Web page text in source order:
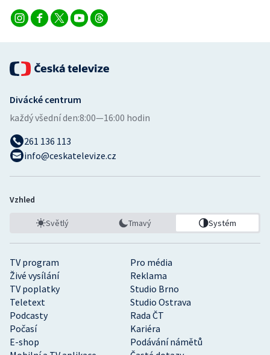
Florbal
Gymnastika
Házená
Judo
Krasobruslení
Lyže a snowboard
Moderní pětiboj
Motorsport
TV program
Pro média
Živé vysílání
Reklama
TV poplatky
Studio Brno
Teletext
Studio Ostrava
Podcasty
Rada ČT
Počasí
Kariéra
E-shop
Podávání námětů
Divácké centrum
každý všední den:8:00—16:00 hodin
261 136 113
info@ceskatelevize.cz
Vzhled
Světlý Tmavý Systém